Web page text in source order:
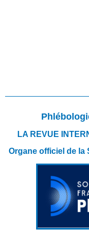
LA REVUE
Organe officiel de la